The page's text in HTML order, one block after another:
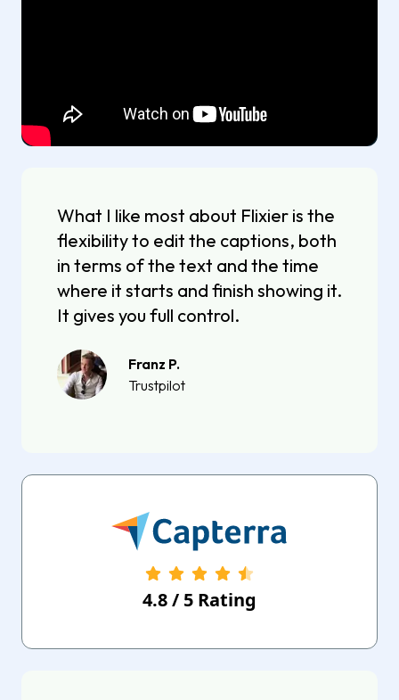
What I like most about Flixier is the
flexibility to edit the captions, both
in terms of the text and the time
where it starts and finish showing it.
It gives you full control.
Franz P.
Trustpilot
4.8/ 5 Rating